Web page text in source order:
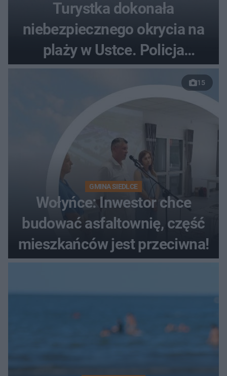
Turystka dokonała
niebezpiecznego okrycia na
plaży w Ustce. Policja
musiała zamknąć odcinek
wybrzeża
15
GMINA SIEDLCE
Wołyńce: Inwestor chce
budować asfaltownię, część
mieszkańców jest przeciwna!